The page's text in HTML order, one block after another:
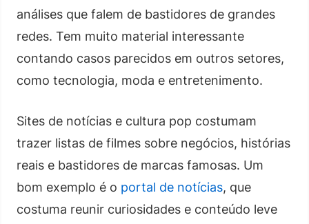
análises que falem de bastidores de grandes
redes. Tem muito material interessante
contando casos parecidos em outros setores,
como tecnologia, moda e entretenimento.
Sites de notícias e cultura pop costumam
trazer listas de filmes sobre negócios, histórias
reais e bastidores de marcas famosas. Um
bom exemplo é o portal de notícias, que
costuma reunir curiosidades e conteúdo leve